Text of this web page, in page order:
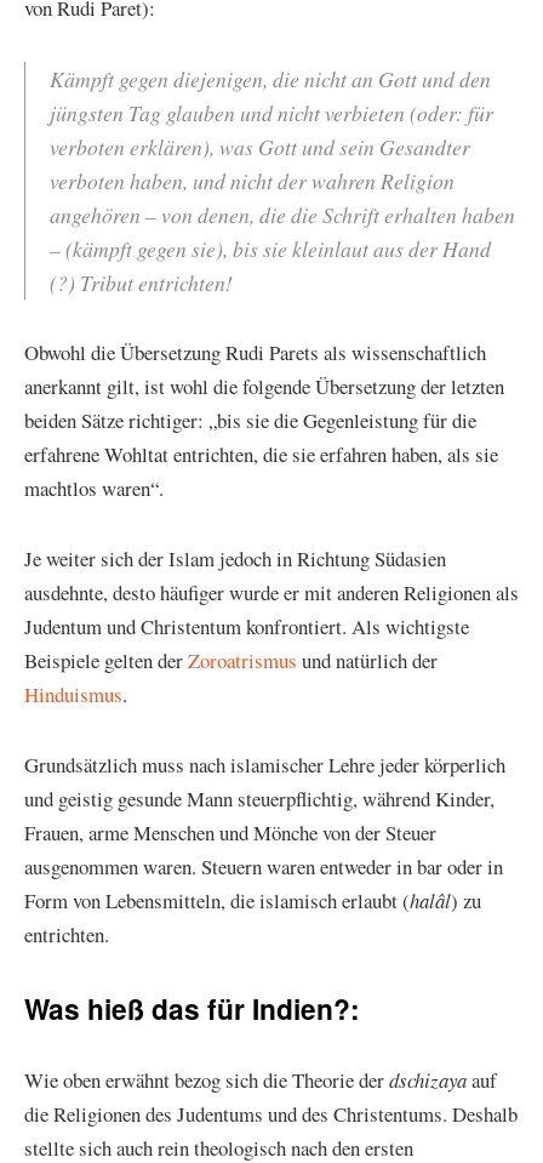
von Rudi Paret):
Kämpft gegen diejenigen, die nicht an Gott und den
jüngsten Tag glauben und nicht verbieten (oder: für
verboten erklären), was Gott und sein Gesandter
verboten haben, und nicht der wahren Religion
angehören – von denen, die die Schrift erhalten haben
– (kämpft gegen sie), bis sie kleinlaut aus der Hand
(?) Tribut entrichten!
Obwohl die Übersetzung Rudi Parets als wissenschaftlich
anerkannt gilt, ist wohl die folgende Übersetzung der letzten
beiden Sätze richtiger: „bis sie die Gegenleistung für die
erfahrene Wohltat entrichten, die sie erfahren haben, als sie
machtlos waren“.
Je weiter sich der Islam jedoch in Richtung Südasien
ausdehnte, desto häufiger wurde er mit anderen Religionen als
Judentum und Christentum konfrontiert. Als wichtigste
Beispiele gelten derZoroatrismus und natürlich der
Hinduismus.
Grundsätzlich muss nach islamischer Lehre jeder körperlich
und geistig gesunde Mann steuerpflichtig, während Kinder,
Frauen, arme Menschen und Mönche von der Steuer
ausgenommen waren. Steuern waren entweder in bar oder in
Form von Lebensmitteln, die islamisch erlaubt (halâl) zu
entrichten.
Was hieß das für Indien?:
Wie oben erwähnt bezog sich die Theorie derdschizayaauf
die Religionen des Judentums und des Christentums. Deshalb
stellte sich auch rein theologisch nach den ersten